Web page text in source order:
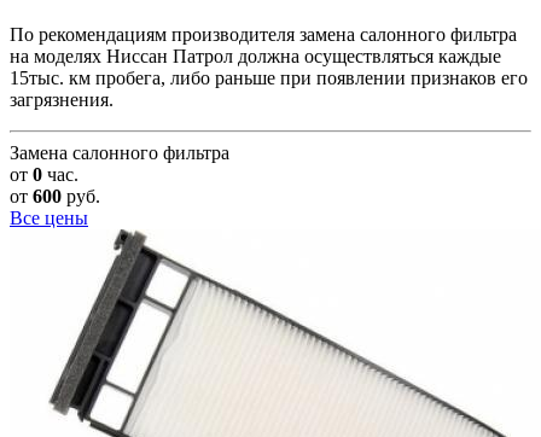
По рекомендациям производителя замена салонного фильтра
на моделях Ниссан Патрол должна осуществляться каждые
15тыс. км пробега, либо раньше при появлении признаков его
загрязнения.
Замена салонного фильтра
от 0 час.
от 600 руб.
Все цены